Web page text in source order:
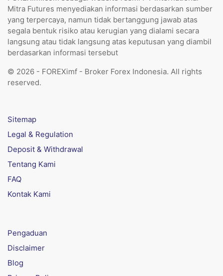
Mitra Futures menyediakan informasi berdasarkan sumber
yang terpercaya, namun tidak bertanggung jawab atas
segala bentuk risiko atau kerugian yang dialami secara
langsung atau tidak langsung atas keputusan yang diambil
berdasarkan informasi tersebut
© 2026 - FOREXimf - Broker Forex Indonesia. All rights
reserved.
Sitemap
Legal & Regulation
Deposit & Withdrawal
Tentang Kami
FAQ
Kontak Kami
Pengaduan
Disclaimer
Blog